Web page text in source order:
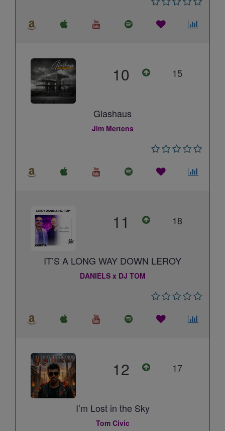
10 15
Glashaus
Jim Mertens
11 18
IT’S A LONG WAY DOWN LEROY
DANIELS x DJ TOM
12 17
I’m Lost in the Sky
Tom Civic